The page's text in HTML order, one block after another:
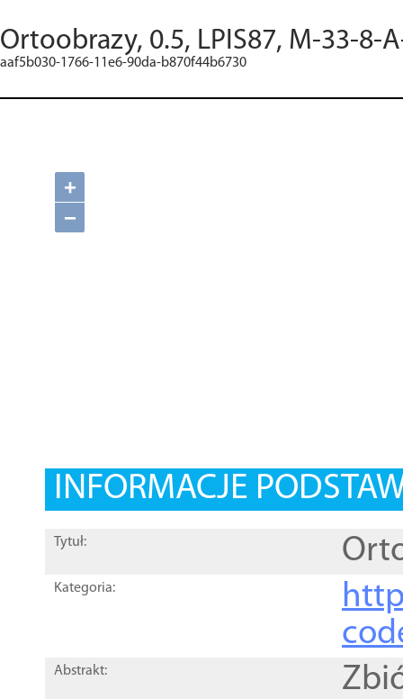
Ortoobrazy, 0.5, LPIS87, M-33-8-
aaf5b030-1766-11e6-90da-b870f44b6730
+
−
INFORMACJE
Tytuł:
Kategoria:
Abstrakt: